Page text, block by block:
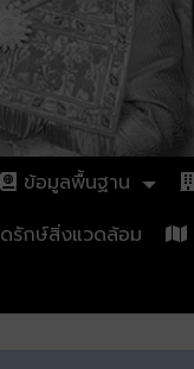
ข้อมูลพื้นฐาน
ดรักษ์สิ่งแวดล้อม